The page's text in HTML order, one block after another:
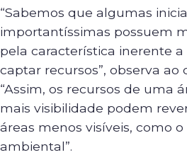
“Sabemos que algumas
importantíssimas possuem
pela característica inerente a
captar recursos”, observa
“Assim, os recursos de uma
mais visibilidade podem
áreas menos visíveis, como
ambiental”.